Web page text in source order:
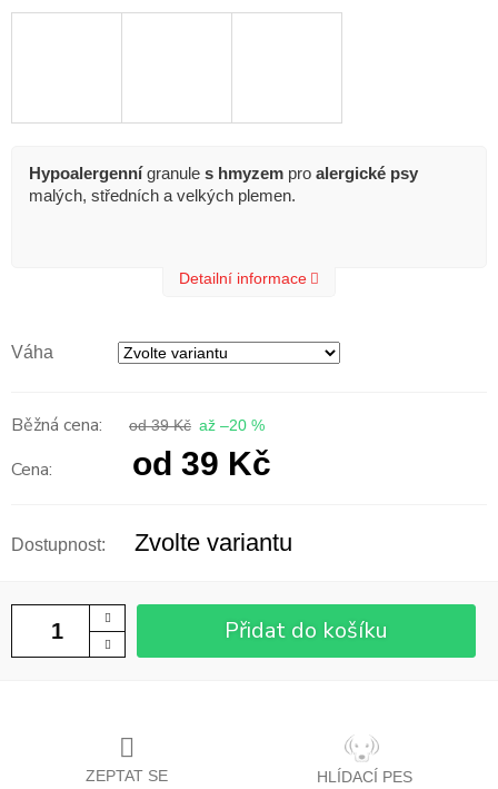
od 39 Kč až –20 %
od 39 Kč
Zvolte variantu
Váha
Přidat do košíku
Hypoalergennígranule s hmyzem pro alergické psy
malých, středních a velkých plemen.
Detailní informace
ZEPTAT SE HLÍDACÍ PES